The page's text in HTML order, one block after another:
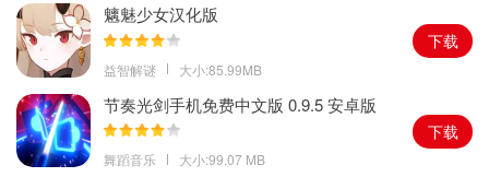
魑魅少女汉化版
益智解谜 大小:85.99MB
下载
节奏光剑手机免费中文版 0.9.5 安卓版
舞蹈音乐 大小:99.07 MB
下载